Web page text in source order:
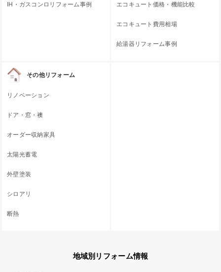
IH・ガスコンロリフォーム事例 エコキュート価格・機能比較
エコキュート費用相場
給湯器リフォーム事例
その他リフォーム
リノベーション
ドア・窓・襖
オーダー収納家具
太陽光蓄電
外壁塗装
シロアリ
断熱
地域別リフォーム情報